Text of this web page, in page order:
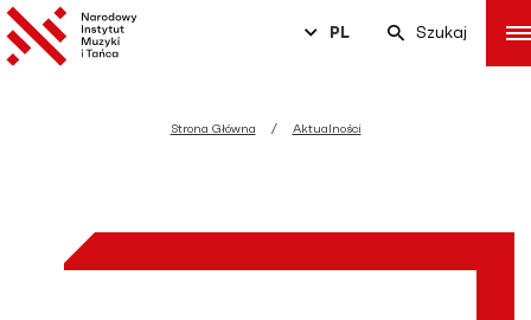
PL Szukaj
Strona Główna Aktualności